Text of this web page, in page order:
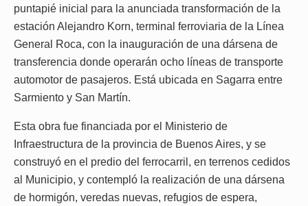
puntapié inicial para la anunciada transformación de la
estación Alejandro Korn, terminal ferroviaria de la Línea
General Roca, con la inauguración de una dársena de
transferencia donde operarán ocho líneas de transporte
automotor de pasajeros. Está ubicada en Sagarra entre
Sarmiento y San Martín.
Esta obra fue financiada por el Ministerio de
Infraestructura de la provincia de Buenos Aires, y se
construyó en el predio del ferrocarril, en terrenos cedidos
al Municipio, y contempló la realización de una dársena
de hormigón, veredas nuevas, refugios de espera,